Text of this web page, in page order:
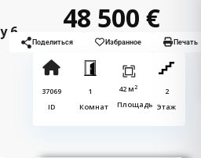
6
48 500 €
Поделиться Избранное Печать
37069
ID
1
Комнат
42 м2
Площадь
2
Этаж